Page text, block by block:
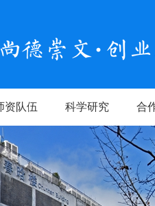
资队伍 科学研究 合